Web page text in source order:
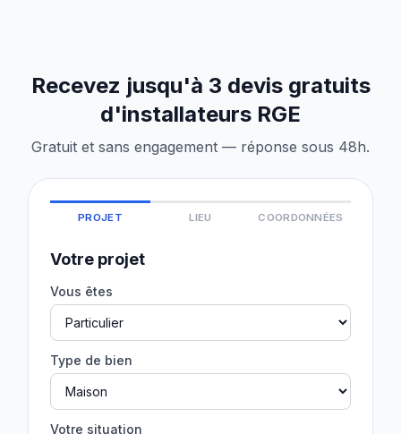
Recevez jusqu'à 3 devis gratuits
d'installateurs RGE
Gratuit et sans engagement — réponse sous 48h.
PROJET LIEU COORDONNÉES
Votre projet
Vous êtes
Type de bien
Votre situation